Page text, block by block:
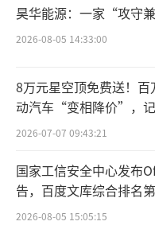
四川水井坊股份有
品为载体强化渠
顶万店”项目，围
与长期合作机制建
昊华能源：一家“攻守
2026-08-05 14:33:00
8万元星空顶免费送！
动汽车“变相降价”，
店…
2026-07-07 09:43:21
国家工信安全中心发布
告，百度文库综合排名
2026-08-05 15:05:15